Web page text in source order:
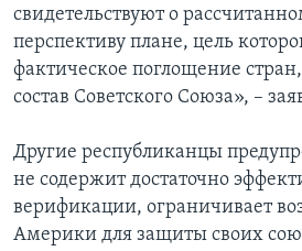
свидетельствуют о
перспективу плане, цель
фактическое поглощение
состав Советского Союза», –
Другие республиканцы
не содержит достаточно
верификации, ограничивает
Америки для защиты своих